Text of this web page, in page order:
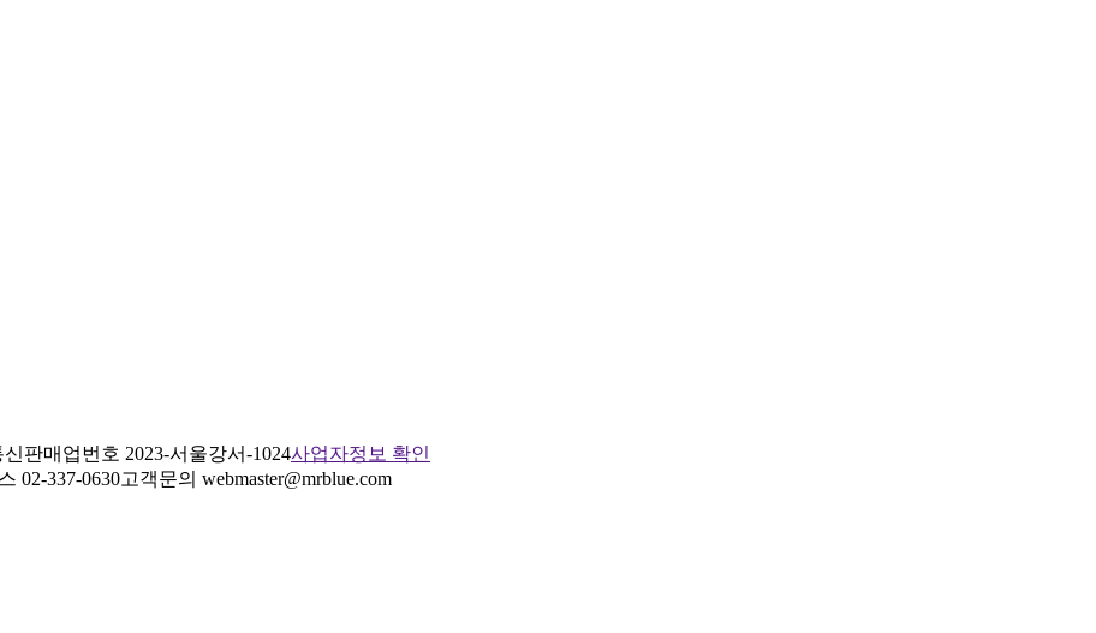
신판매업번호 2023-서울강서-1024사업자정보 확인
02-337-0630고객문의 webmaster@mrblue.com